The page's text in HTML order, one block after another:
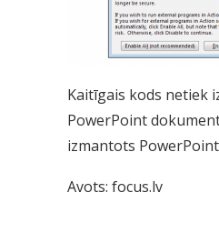
Kaitīgais kods netiek
PowerPoint
izmantots
Avots: focus.lv